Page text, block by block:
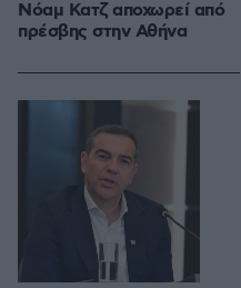
Νόαμ Κατζ αποχωρεί από
πρέσβης στην Αθήνα